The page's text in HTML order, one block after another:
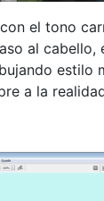
el tono
al cabello,
estilo
a la